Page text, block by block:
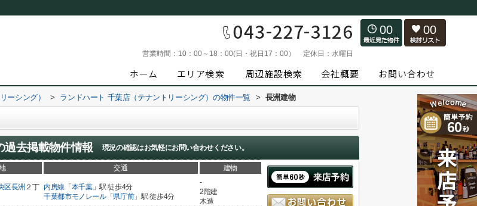
営業時間： 10：00～18：00(日・祝日17：00） 定休日： 水曜日
00 00
ーシング） > ランドハート 千葉店（テナントリーシング）の物件一覧 > 長洲建物
過去掲載物件情報 現況の確認はお気軽にお問い合わせください。
交通 建物
区長洲 ２丁
内房線 「 本千葉」駅 徒歩4分
千葉都市モノレール「 県庁前」駅 徒歩4分
-
2階建
木造